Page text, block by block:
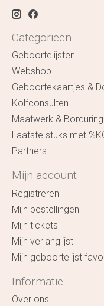
Categorieën
Geboortelijsten
Webshop
Geboortekaartjes &
Kolfconsulten
Maatwerk &
Laatste stuks met
Partners
Mijn account
Registreren
Mijn bestellingen
Mijn tickets
Mijn verlanglijst
Mijn geboortelijst
Informatie
Over ons